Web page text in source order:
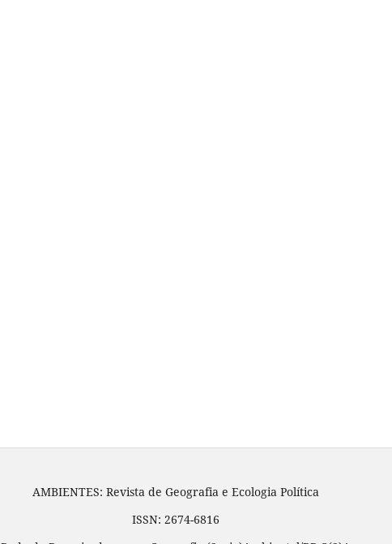
AMBIENTES: Revista de Geografia e Ecologia Política
ISSN: 2674-6816